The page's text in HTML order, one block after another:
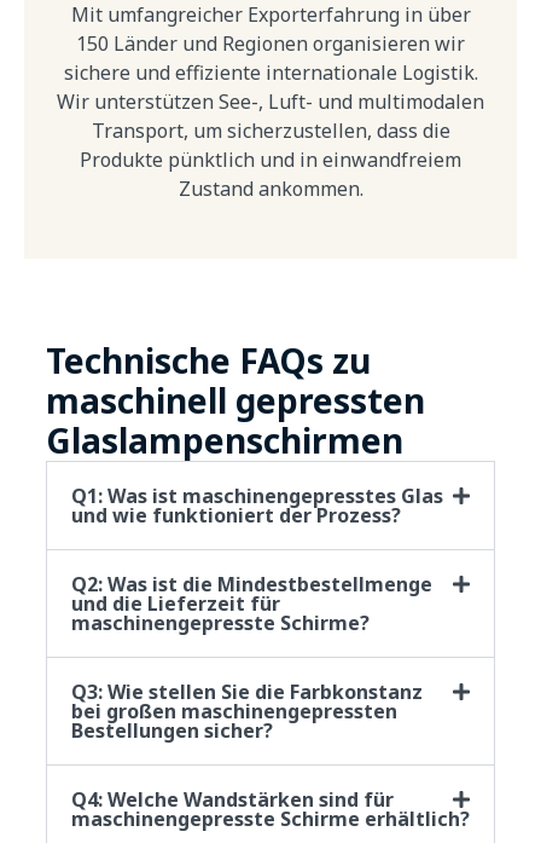
Mit umfangreicher Exporterfahrung in über
150 Länder und Regionen organisieren wir
sichere und effiziente internationale Logistik.
Wir unterstützen See-, Luft- und multimodalen
Transport, um sicherzustellen, dass die
Produkte pünktlich und in einwandfreiem
Zustand ankommen.
Technische FAQs zu
maschinell gepressten
Glaslampenschirmen
Q1: Was ist maschinengepresstes Glas
und wie funktioniert der Prozess?
Q2: Was ist die Mindestbestellmenge
und die Lieferzeit für
maschinengepresste Schirme?
Q3: Wie stellen Sie die Farbkonstanz
bei großen maschinengepressten
Bestellungen sicher?
Q4: Welche Wandstärken sind für
maschinengepresste Schirme erhältlich?